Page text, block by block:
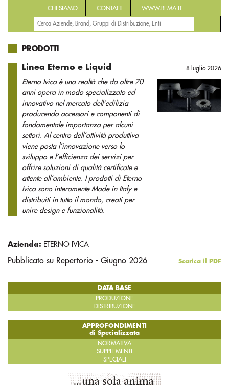
CHI SIAMO CONTATTI WWW.BEMA.IT
PRODOTTI
Linea Eterno e Liquid
Eterno Ivica è una realtà che da oltre 70
anni opera in modo specializzato ed
innovativo nel mercato dell’edilizia
producendo accessori e componenti di
fondamentale importanza per alcuni
settori. Al centro dell’attività produttiva
viene posta l’innovazione verso lo
sviluppo e l’efficienza dei servizi per
offrire soluzioni di qualità certificate e
attente all’ambiente. I prodotti di Eterno
Ivica sono interamente Made in Italy e
distribuiti in tutto il mondo, creati per
unire design e funzionalità.
8 luglio 2026
Azienda: ETERNO IVICA
Pubblicato su Repertorio - Giugno 2026 Scarica il PDF
DATA BASE
PRODUZIONE
DISTRIBUZIONE
APPROFONDIMENTI
di Specializzata
NORMATIVA
SUPPLEMENTI
SPECIALI